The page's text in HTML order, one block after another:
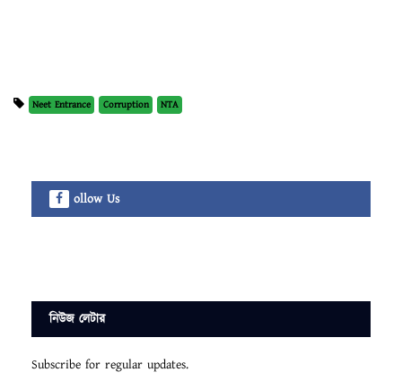
Neet Entrance Corruption NTA
ollow Us
নিউজ লেটার
Subscribe for regular updates.